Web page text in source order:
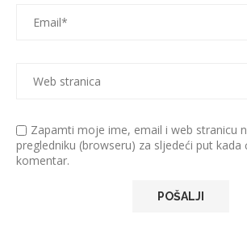
Zapamti moje ime, email i web stranicu
pregledniku (browseru) za sljedeći put kada
komentar.